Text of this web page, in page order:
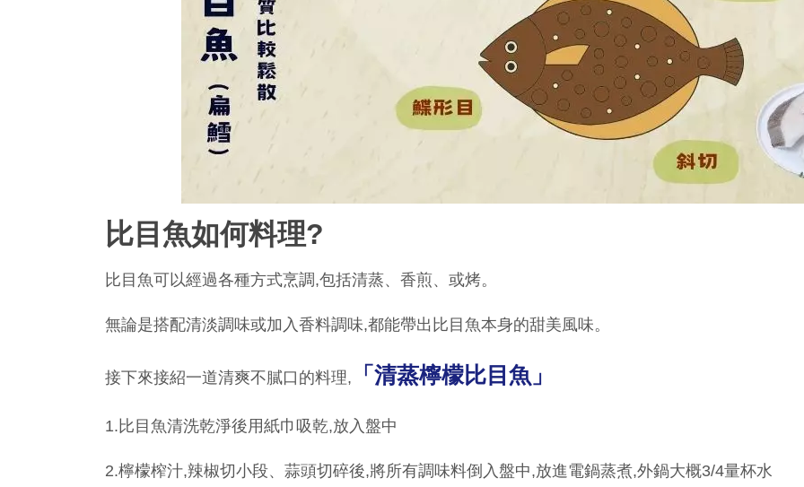
比目魚如何料理?
比目魚可以經過各種方式烹調,包括清蒸、香煎、或烤。
無論是搭配清淡調味或加入香料調味,都能帶出比目魚本身的甜美風味。
接下來接紹一道清爽不膩口的料理, 「清蒸檸檬比目魚」
1.比目魚清洗乾淨後用紙巾吸乾,放入盤中
2.檸檬榨汁,辣椒切小段、蒜頭切碎後,將所有調味料倒入盤中,放進電鍋蒸煮,外鍋大概3/4量杯水